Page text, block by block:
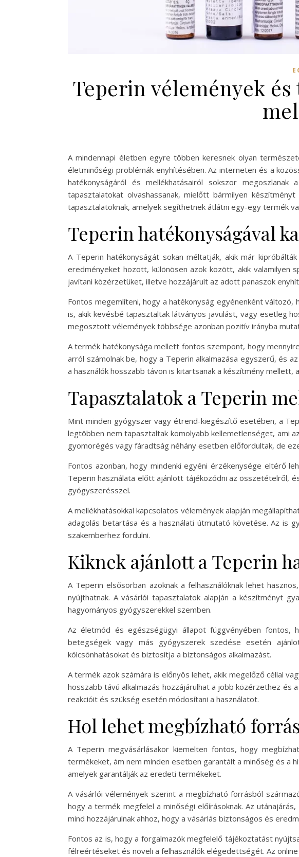
Teperin vélemények
A mindennapi életben egyre többen keresnek olyan
életminőségi problémák enyhítésében. Az interneten és a
hatékonyságáról és mellékhatásairól sokszor
tapasztalatokat olvashassanak, mielőtt bármilyen
tapasztalatoknak, amelyek segíthetnek átlátni egy-egy termék
Teperin hatékonyságával
A Teperin hatékonyságát sokan méltatják, akik már
eredményeket hozott, különösen azok között, akik valamilyen
javítani közérzetüket, illetve hozzájárult az adott panaszok
Fontos megemlíteni, hogy a hatékonyság egyénenként
is, akik kevésbé tapasztaltak látványos javulást, vagy esetleg
megosztott vélemények többsége azonban pozitív irányba
A termék hatékonysága mellett fontos szempont, hogy
arról számolnak be, hogy a Teperin alkalmazása egyszerű, és
a használók hosszabb távon is kitartsanak a készítmény
Tapasztalatok a Teperin
Mint minden gyógyszer vagy étrend-kiegészítő esetében, a
legtöbben nem tapasztaltak komolyabb kellemetlenséget, ami
gyomorégés vagy fáradtság néhány esetben előfordultak, de
Fontos azonban, hogy mindenki egyéni érzékenysége eltérő
Teperin használata előtt ajánlott tájékozódni az összetételről,
gyógyszerésszel.
A mellékhatásokkal kapcsolatos vélemények alapján
adagolás betartása és a használati útmutató követése. Az is
szakemberhez fordulni.
Kiknek ajánlott a Teperin
A Teperin elsősorban azoknak a felhasználóknak lehet
nyújthatnak. A vásárlói tapasztalatok alapján a készítményt
hagyományos gyógyszerekkel szemben.
Az életmód és egészségügyi állapot függvényében fontos,
betegségek vagy más gyógyszerek szedése esetén
kölcsönhatásokat és biztosítja a biztonságos alkalmazást.
A termék azok számára is előnyös lehet, akik megelőző céllal
hosszabb távú alkalmazás hozzájárulhat a jobb közérzethez
reakcióit és szükség esetén módosítani a használatot.
Hol lehet megbízható
A Teperin megvásárlásakor kiemelten fontos, hogy
termékeket, ám nem minden esetben garantált a minőség és a
amelyek garantálják az eredeti termékeket.
A vásárlói vélemények szerint a megbízható forrásból
hogy a termék megfelel a minőségi előírásoknak. Az
mind hozzájárulnak ahhoz, hogy a vásárlás biztonságos és
Fontos az is, hogy a forgalmazók megfelelő tájékoztatást
félreértéseket és növeli a felhasználók elégedettségét. Az